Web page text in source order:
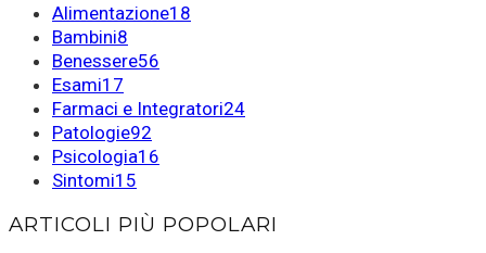
Alimentazione18
Bambini8
Benessere56
Esami17
Farmaci e Integratori24
Patologie92
Psicologia16
Sintomi15
ARTICOLI PIÙ POPOLARI